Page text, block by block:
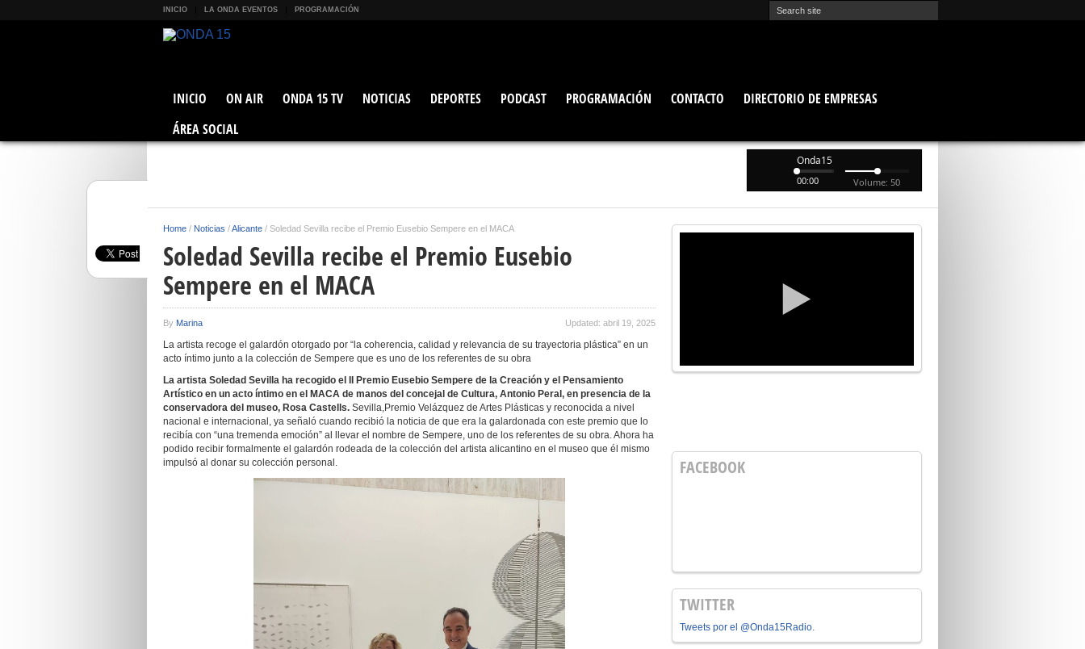
INICIO LA ONDA EVENTOS PROGRAMACIÓN
INICIO ON AIR ONDA 15 TV NOTICIAS DEPORTES PODCAST PROGRAMACIÓN CONTACTO
DIRECTORIO DE EMPRESAS
ÁREA SOCIAL
Onda15
00:00 Volume: 50
Home / Noticias /Alicante / Soledad Sevilla recibe el Premio Eusebio Sempere en el MACA
Soledad Sevilla recibe el Premio Eusebio
Sempere en el MACA
By Marina Updated: abril 19, 2025
La artista recoge el galardón otorgado por “la coherencia, calidad y relevancia de su trayectoria plástica” en un
acto íntimo junto a la colección de Sempere que es uno de los referentes de su obra
La artista Soledad Sevilla ha recogido el II Premio Eusebio Sempere de la Creación y el Pensamiento
Artístico en un acto íntimo en el MACA de manos del concejal de Cultura, Antonio Peral, en presencia de la
conservadora del museo, Rosa Castells. Sevilla,Premio Velázquez de Artes Plásticas y reconocida a nivel
nacional e internacional, ya señaló cuando recibió la noticia de que era la galardonada con este premio que lo
recibía con “una tremenda emoción” al llevar el nombre de Sempere, uno de los referentes de su obra. Ahora ha
podido recibir formalmente el galardón rodeada de la colección del artista alicantino en el museo que él mismo
impulsó al donar su colección personal.
FACEBOOK
TWITTER
Tweets por el @Onda15Radio.